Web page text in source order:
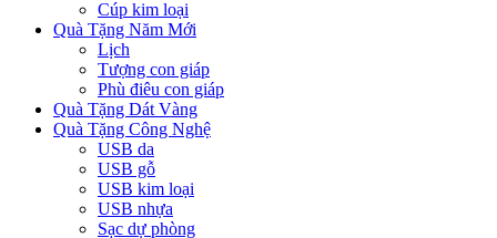
Cúp kim loại
Quà Tặng Năm Mới
Lịch
Tượng con giáp
Phù điêu con giáp
Quà Tặng Dát Vàng
Quà Tặng Công Nghệ
USB da
USB gỗ
USB kim loại
USB nhựa
Sạc dự phòng